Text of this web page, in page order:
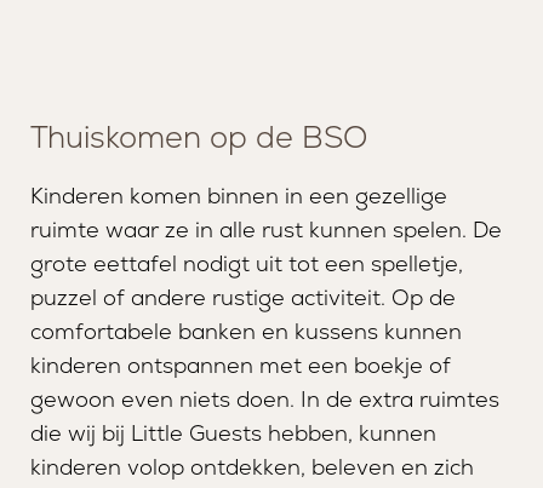
SERVICES
LOUNGE
MANAGER
MISSIE EN VISIE
TEAM
VEILIGHEID EN
Thuiskomen op de BSO
Kinderen komen binnen in een gezellige
ruimte waar ze in alle rust kunnen spelen. De
grote eettafel nodigt uit tot een spelletje,
puzzel of andere rustige activiteit. Op de
comfortabele banken en kussens kunnen
kinderen ontspannen met een boekje of
gewoon even niets doen. In de extra ruimtes
die wij bij Little Guests hebben, kunnen
kinderen volop ontdekken, beleven en zich